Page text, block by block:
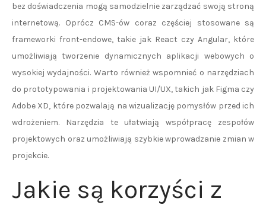
bez doświadczenia mogą samodzielnie zarządzać swoją stroną
internetową. Oprócz CMS-ów coraz częściej stosowane są
frameworki front-endowe, takie jak React czy Angular, które
umożliwiają tworzenie dynamicznych aplikacji webowych o
wysokiej wydajności. Warto również wspomnieć o narzędziach
do prototypowania i projektowania UI/UX, takich jak Figma czy
Adobe XD, które pozwalają na wizualizację pomysłów przed ich
wdrożeniem. Narzędzia te ułatwiają współpracę zespołów
projektowych oraz umożliwiają szybkie wprowadzanie zmian w
projekcie.
Jakie są korzyści z